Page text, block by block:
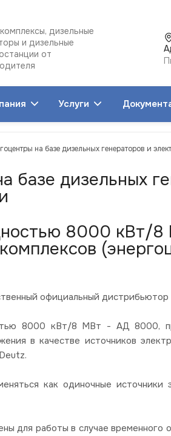
дизельные
и дизельные
от
Услуги
на базе дизельных генераторов и
базе дизельных
8000 кВт/
официальный
8000 кВт/8 МВт - АД 8000,
в качестве источников
как одиночные
для работы в случае